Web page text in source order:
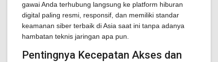
gawai Anda terhubung langsung ke platform hiburan
digital paling resmi, responsif, dan memiliki standar
keamanan siber terbaik di Asia saat ini tanpa adanya
hambatan teknis jaringan apa pun.
Pentingnya Kecepatan Akses dan